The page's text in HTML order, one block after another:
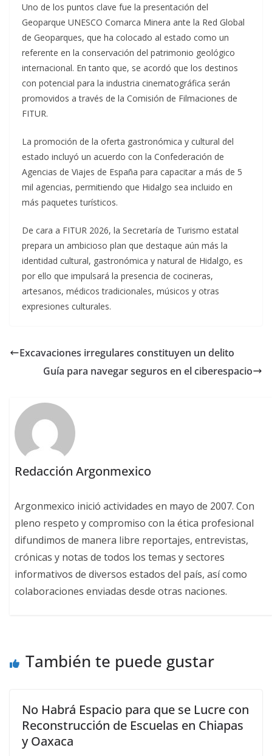
Uno de los puntos clave fue la presentación del
Geoparque UNESCO Comarca Minera ante la Red Global
de Geoparques, que ha colocado al estado como un
referente en la conservación del patrimonio geológico
internacional. En tanto que, se acordó que los destinos
con potencial para la industria cinematográfica serán
promovidos a través de la Comisión de Filmaciones de
FITUR.
La promoción de la oferta gastronómica y cultural del
estado incluyó un acuerdo con la Confederación de
Agencias de Viajes de España para capacitar a más de 5
mil agencias, permitiendo que Hidalgo sea incluido en
más paquetes turísticos.
De cara a FITUR 2026, la Secretaría de Turismo estatal
prepara un ambicioso plan que destaque aún más la
identidad cultural, gastronómica y natural de Hidalgo, es
por ello que impulsará la presencia de cocineras,
artesanos, médicos tradicionales, músicos y otras
expresiones culturales.
Excavaciones irregulares constituyen un delito
Guía para navegar seguros en el ciberespacio
Redacción Argonmexico
Argonmexico inició actividades en mayo de 2007. Con
pleno respeto y compromiso con la ética profesional
difundimos de manera libre reportajes, entrevistas,
crónicas y notas de todos los temas y sectores
informativos de diversos estados del país, así como
colaboraciones enviadas desde otras naciones.
También te puede gustar
No Habrá Espacio para que se Lucre con
Reconstrucción de Escuelas en Chiapas
y Oaxaca